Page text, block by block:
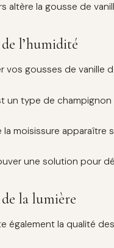
altère la gousse de
l’humidité
vos gousses de vanille
un type de
la moisissure
une solution pour
la lumière
également la qualité